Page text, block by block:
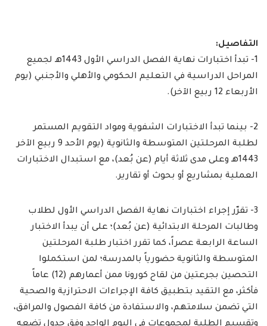
التفاصيل:
1- تبدأ اختبارات نهاية الفصل الدراسي الأول 1443هـ لجميع
المراحل الدراسية في التعليم الحكومي والأهلي والأجنبي (يوم
الأربعاء 12 ربيع الآخر).
2- بينما تبدأ الاختبارات الشفوية ومواد التقويم المستمر
لطلبة المرحلتين المتوسطة والثانوية (يوم الأحد 9 ربيع الآخر
1443هـ وعلى مدى ثلاثة أيام (عن بُعد)، مع استبدال الاختبارات
العملية بمشاريع أو بحوث أو تقارير.
3- تقرّر إجراء اختبارات نهاية الفصل الدراسي الأول لطلاب
وطالبات المرحلة الابتدائية (عن بُعد)؛ على أن يبدأ الاختبار
الساعة الرابعة عصراً، كما تقرر اختبار طلبة المرحلتين
المتوسطة والثانوية حضورياً بالمدرسة؛ لمن استكملوا
التحصين بجرعتين من لقاح كورونا ممن أعمارهم (12) عاماً
فأكثر، مع التقيد بتطبيق كافة الإجراءات الاحترازية والصحية
التي تضمن سلامتهم، والاستفادة من كافة الفصول والمرافق،